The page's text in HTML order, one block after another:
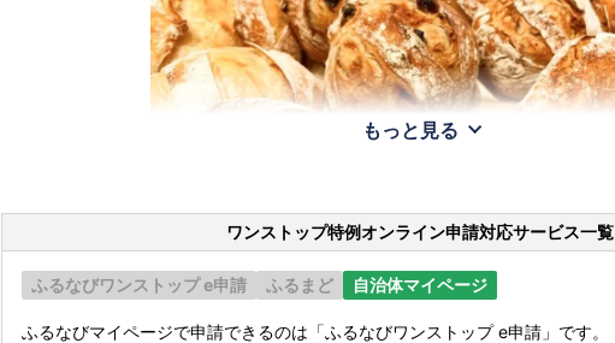
もっと見る
ワンストップ特例オンライン申請対応サービス一覧
ふるなびワンストップ e申請 ふるまど 自治体マイページ
ふるなびマイページで申請できるのは「ふるなびワンストップ e申請」です。